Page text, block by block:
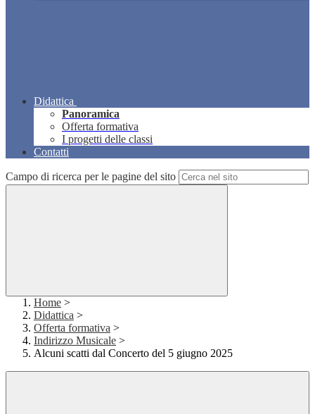
Didattica
Panoramica
Offerta formativa
I progetti delle classi
Contatti
Campo di ricerca per le pagine del sito
Home >
Didattica >
Offerta formativa >
Indirizzo Musicale >
Alcuni scatti dal Concerto del 5 giugno 2025